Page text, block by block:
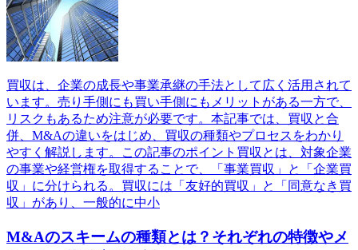
買収は、企業の成長や事業承継の手法として広く活用されて
います。売り手側にも買い手側にもメリットがある一方で、
リスクもあるため注意が必要です。本記事では、買収と合
併、M&Aの違いをはじめ、買収の種類やプロセスをわかり
やすく解説します。この記事のポイント買収とは、対象企業
の事業や経営権を取得することで、「事業買収」と「企業買
収」に分けられる。買収には「友好的買収」と「同意なき買
収」があり、一般的に中小
M&Aのスキームの種類とは？それぞれの特徴やメ